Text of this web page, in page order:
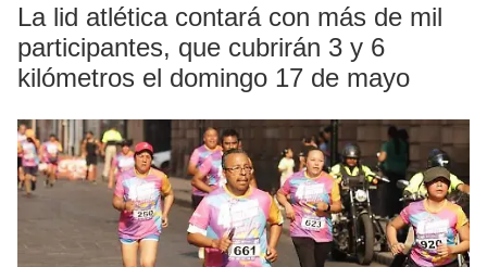
La lid atlética contará con más de mil
participantes, que cubrirán 3 y 6
kilómetros el domingo 17 de mayo